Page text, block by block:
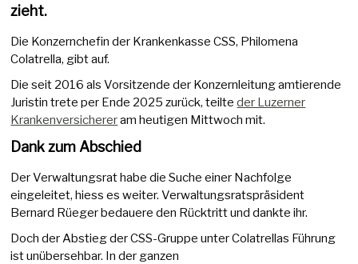
zieht.
Die Konzernchefin der Krankenkasse CSS, Philomena
Colatrella, gibt auf.
Die seit 2016 als Vorsitzende der Konzernleitung amtierende
Juristin trete per Ende 2025 zurück, teilteder Luzerner
Krankenversichereram heutigen Mittwoch mit.
Dank zum Abschied
Der Verwaltungsrat habe die Suche einer Nachfolge
eingeleitet, hiess es weiter. Verwaltungsratspräsident
Bernard Rüeger bedauere den Rücktritt und dankte ihr.
Doch der Abstieg der CSS-Gruppe unter Colatrellas Führung
ist unübersehbar. In der ganzen